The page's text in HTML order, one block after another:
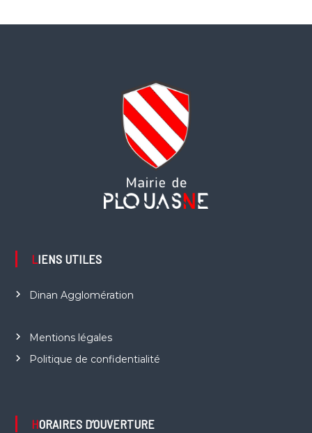
LIENS UTILES
Dinan Agglomération
Mentions légales
Politique de confidentialité
HORAIRES D’OUVERTURE